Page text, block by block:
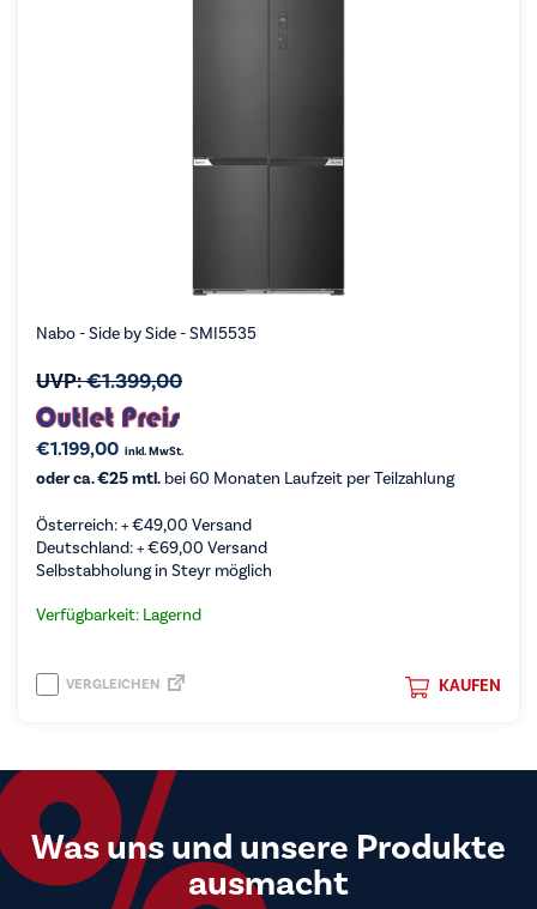
Nabo - Side by Side - SMI5535
UVP:€1.399,00
€1.199,00 inkl. MwSt.
oder ca. €25 mtl. bei 60 Monaten Laufzeit per Teilzahlung
Österreich: +€49,00 Versand
Deutschland: +€69,00 Versand
Selbstabholung in Steyr möglich
Verfügbarkeit: Lagernd
KAUFEN
VERGLEICHEN
Was uns und unsere Produkte
ausmacht